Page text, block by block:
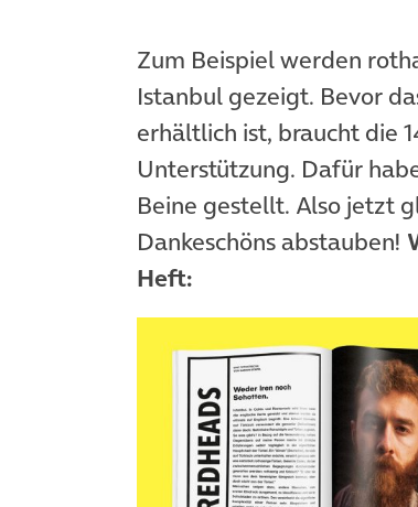
Zum Beispiel werden
Istanbul gezeigt. Bevor
erhältlich ist, braucht die
Unterstützung. Dafür
Beine gestellt. Also jetzt
Dankeschöns abstauben!
Heft: